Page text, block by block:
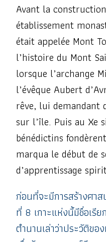
Avant la
établissement
était appelée Mont
l’histoire du Mont
lorsque l’archange
l’évêque Aubert
rêve, lui demandant
sur l’île. Puis au Xe
bénédictins
marqua le début de
d’apprentissage
ก่อนที่จะมีการสร้างศา
ที่ 8 เกาะแห่งนี้มีชื่อเรี
ตำนานเล่าว่าประวัติข